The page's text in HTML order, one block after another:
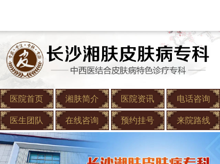
医院首页 湘肤简介 医院资讯 电话咨询
医生团队 在线咨询 预约挂号 来院路线